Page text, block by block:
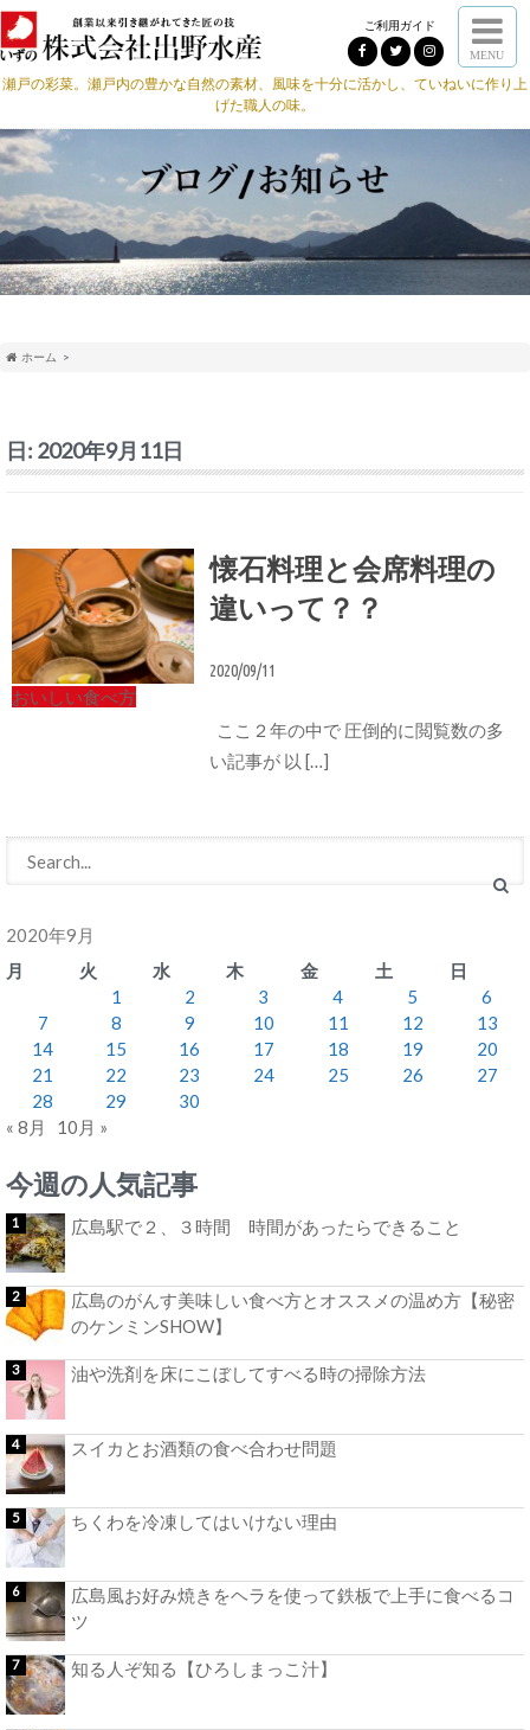
ご利用ガイド
MENU
瀬戸の彩菜。瀬戸内の豊かな自然の素材、風味を十分に活かし、ていねいに作り上
げた職人の味。
ホーム
日: 2020年9月11日
おいしい食べ方
懐石料理と会席料理の
違いって？？
2020/09/11
ここ２年の中で 圧倒的に閲覧数の多
い記事が 以 […]
2020年9月
月
火 水 木 金 土
日
1
2 3 4 5
6
7
8 9 10 11 12
13
14
15 16 17 18 19
20
21
22 23 24 25 26
27
28
29
30
« 8月
10月 »
今週の人気記事
広島駅で２、３時間 時間があったらできること
広島のがんす美味しい食べ方とオススメの温め方【秘密
のケンミンSHOW】
油や洗剤を床にこぼしてすべる時の掃除方法
スイカとお酒類の食べ合わせ問題
ちくわを冷凍してはいけない理由
広島風お好み焼きをヘラを使って鉄板で上手に食べるコ
ツ
知る人ぞ知る【ひろしまっこ汁】